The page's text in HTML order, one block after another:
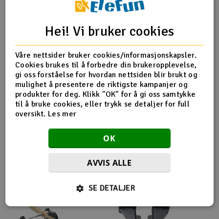
Radioutstyr
Raketter
Smarthjem, lek & hobby
Solenergi
Sparkesykler & elkjøretøy
Verktøy, utstyr & tilbehør
Produktinfo Tips en venn Anmeldelser
Produktinformasjon
Reserveaksling og setskruer.
Flere så også på
Hei! Vi bruker cookies
Våre nettsider bruker cookies/informasjonskapsler.
Cookies brukes til å forbedre din brukeropplevelse,
gi oss forståelse for hvordan nettsiden blir brukt og
mulighet å presentere de riktigste kampanjer og
produkter for deg. Klikk "OK" for å gi oss samtykke
til å bruke cookies, eller trykk se detaljer for full
oversikt. Les mer
OK
AVVIS ALLE
SE DETALJER